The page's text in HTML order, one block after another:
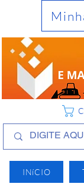
INíCIO